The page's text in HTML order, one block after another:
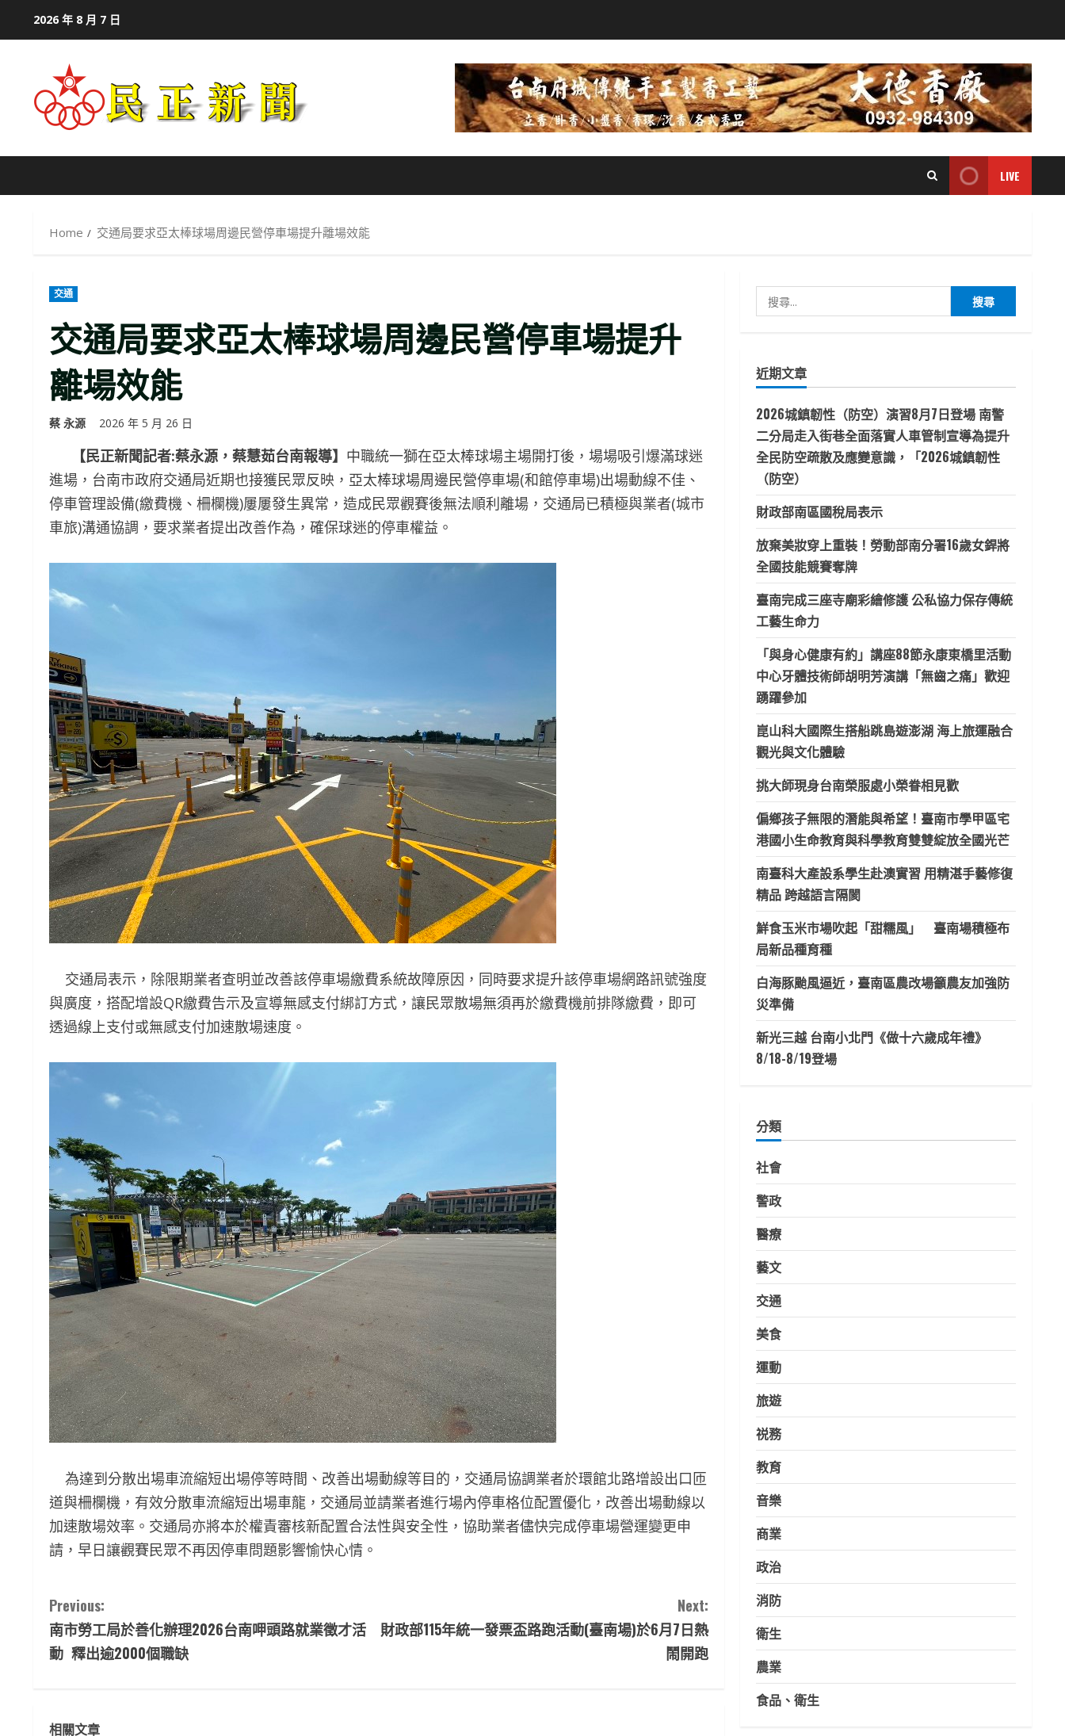
2026 年 8 月 7 日
LIVE
Home 交通局要求亞太棒球場周邊民營停車場提升離場效能
交通
交通局要求亞太棒球場周邊民營停車場提升
離場效能
蔡 永源 2026 年 5 月 26 日
【民正新聞記者:蔡永源，蔡慧茹台南報導】 中職統一獅在亞太棒球場主場開打後，場場吸引爆滿球迷
進場，台南市政府交通局近期也接獲民眾反映，亞太棒球場周邊民營停車場(和館停車場)出場動線不佳、
停車管理設備(繳費機、柵欄機)屢屢發生異常，造成民眾觀賽後無法順利離場，交通局已積極與業者(城市
車旅)溝通協調，要求業者提出改善作為，確保球迷的停車權益。
交通局表示，除限期業者查明並改善該停車場繳費系統故障原因，同時要求提升該停車場網路訊號強度
與廣度，搭配增設QR繳費告示及宣導無感支付綁訂方式，讓民眾散場無須再於繳費機前排隊繳費，即可
透過線上支付或無感支付加速散場速度。
為達到分散出場車流縮短出場停等時間、改善出場動線等目的，交通局協調業者於環館北路增設出口匝
道與柵欄機，有效分散車流縮短出場車龍，交通局並請業者進行場內停車格位配置優化，改善出場動線以
加速散場效率。交通局亦將本於權責審核新配置合法性與安全性，協助業者儘快完成停車場營運變更申
請，早日讓觀賽民眾不再因停車問題影響愉快心情。
C
o
Previous:
南市勞工局於善化辦理2026台南呷頭路就業徵才活
動 釋出逾2000個職缺
Next:
財政部115年統一發票盃路跑活動(臺南場)於6月7日熱
鬧開跑
相關文章
尋
字:
近期文章
2026城鎮韌性（防空）演習8月7日登場 南警
二分局走入街巷全面落實人車管制宣導為提升
全民防空疏散及應變意識，「2026城鎮韌性
（防空）
財政部南區國稅局表示
放棄美妝穿上重裝！勞動部南分署16歲女銲將
全國技能競賽奪牌
臺南完成三座寺廟彩繪修護 公私協力保存傳統
工藝生命力
「與身心健康有約」講座88節永康東橋里活動
中心牙體技術師胡明芳演講「無齒之痛」歡迎
踴躍參加
崑山科大國際生搭船跳島遊澎湖 海上旅運融合
觀光與文化體驗
挑大師現身台南榮服處小榮眷相見歡
偏鄉孩子無限的潛能與希望！臺南市學甲區宅
港國小生命教育與科學教育雙雙綻放全國光芒
南臺科大產設系學生赴澳實習 用精湛手藝修復
精品 跨越語言隔閡
鮮食玉米市場吹起「甜糯風」 臺南場積極布
局新品種育種
白海豚颱風逼近，臺南區農改場籲農友加強防
災準備
新光三越 台南小北門《做十六歲成年禮》
8/18-8/19登場
分類
社會
警政
醫療
藝文
交通
美食
運動
旅遊
祱務
教育
音樂
商業
政治
消防
衛生
農業
食品、衛生